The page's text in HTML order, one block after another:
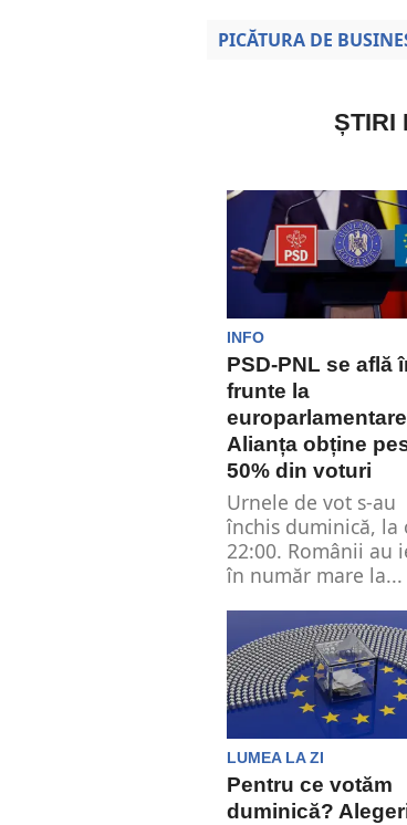
PICĂTURA DE
ȘTIRI
INFO
PSD-PNL se află
frunte la
Alianța obține
50% din voturi
Urnele de vot s-au
închis duminică, la
22:00. Românii au
în număr mare la...
LUMEA LA ZI
Pentru ce votăm
duminică?